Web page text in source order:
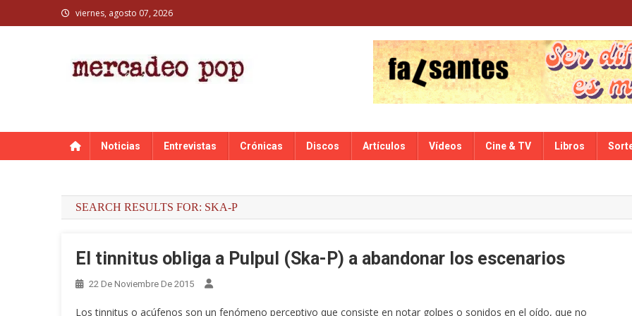
to
viernes, agosto 07, 2026
Noticias Entrevistas Crónicas Discos Artículos Vídeos Cine & TV Libros
SEARCH RESULTS FOR: SKA-P
El tinnitus obliga a Pulpul (Ska-P) a abandonar los escenarios
22 De Noviembre De 2015
Los tinnitus o acúfenos son un fenómeno perceptivo que consiste en notar golpes o sonidos en el oído, que no